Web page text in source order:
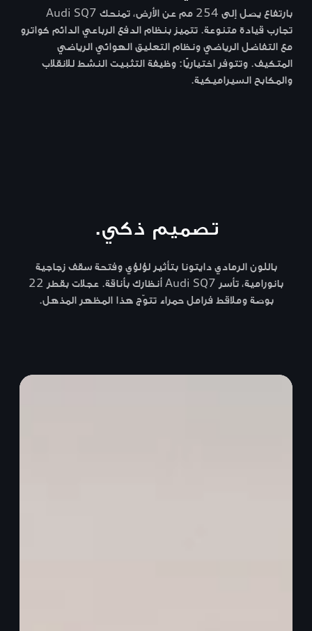
بارتفاع يصل إلى 254 مم عن الأرض، تمنحك Audi SQ7
تجارب قيادة متنوعة. تتميز بنظام الدفع الرباعي الدائم كواترو
مع التفاضل الرياضي ونظام التعليق الهوائي الرياضي
المتكيف. وتتوفر اختياريًا: وظيفة التثبيت النشط للانقلاب
والمكابح السيراميكية.
تصميم ذكي.
باللون الرمادي دايتونا بتأثير لؤلؤي وفتحة سقف زجاجية
بانورامية، تأسر Audi SQ7 أنظارك بأناقة. عجلات بقطر 22
بوصة وملاقط فرامل حمراء تتوّج هذا المظهر المذهل.